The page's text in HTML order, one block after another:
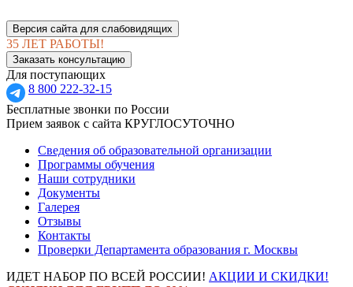
Версия сайта для слабовидящих
35 ЛЕТ РАБОТЫ!
Заказать консультацию
Для поступающих
8 800 222-32-15
Бесплатные звонки по России
Прием заявок с сайта КРУГЛОСУТОЧНО
Сведения об образовательной организации
Программы обучения
Наши сотрудники
Документы
Галерея
Отзывы
Контакты
Проверки Департамента образования г. Москвы
ИДЕТ НАБОР ПО ВСЕЙ РОССИИ! АКЦИИ И СКИДКИ!